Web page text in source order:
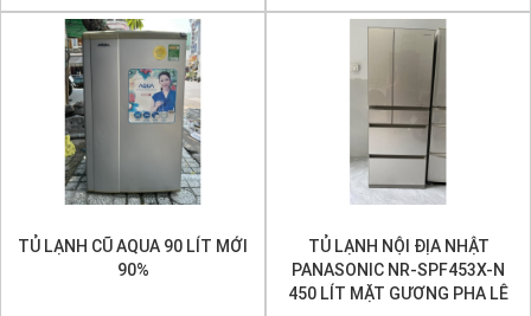
TỦ LẠNH CŨ AQUA 90 LÍT MỚI
90%
TỦ LẠNH NỘI ĐỊA NHẬT
PANASONIC NR-SPF453X-N
450 LÍT MẶT GƯƠNG PHA LÊ